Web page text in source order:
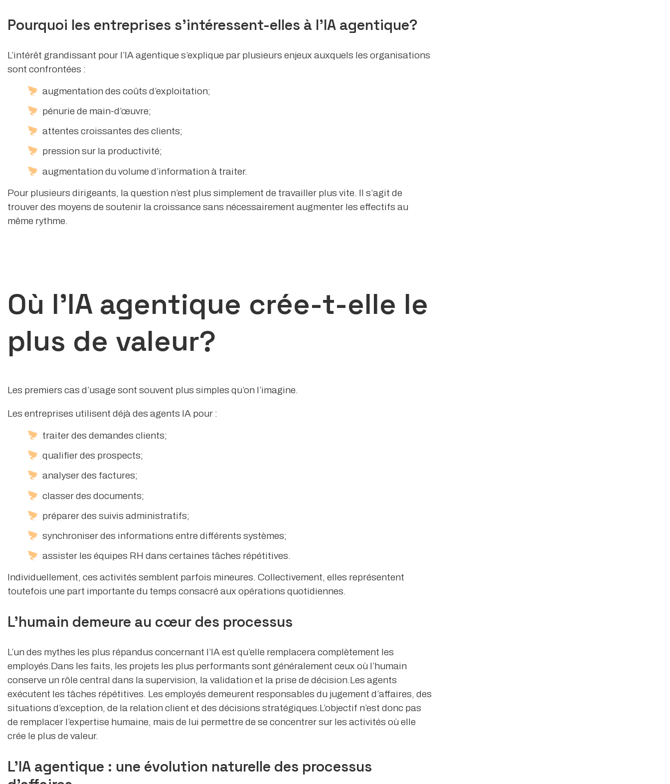
Pourquoi les entreprises s’intéressent-elles à l’IA agentique?
L’intérêt grandissant pour l’IA agentique s’explique par plusieurs enjeux auxquels les organisations
sont confrontées :
augmentation des coûts d’exploitation;
pénurie de main-d’œuvre;
attentes croissantes des clients;
pression sur la productivité;
augmentation du volume d’information à traiter.
Pour plusieurs dirigeants, la question n’est plus simplement de travailler plus vite. Il s’agit de
trouver des moyens de soutenir la croissance sans nécessairement augmenter les effectifs au
même rythme.
Où l’IA agentique crée-t-elle le
plus de valeur?
Les premiers cas d’usage sont souvent plus simples qu’on l’imagine.
Les entreprises utilisent déjà des agents IA pour :
traiter des demandes clients;
qualifier des prospects;
analyser des factures;
classer des documents;
préparer des suivis administratifs;
synchroniser des informations entre différents systèmes;
assister les équipes RH dans certaines tâches répétitives.
Individuellement, ces activités semblent parfois mineures. Collectivement, elles représentent
toutefois une part importante du temps consacré aux opérations quotidiennes.
L’humain demeure au cœur des processus
L’un des mythes les plus répandus concernant l’IA est qu’elle remplacera complètement les
employés.Dans les faits, les projets les plus performants sont généralement ceux où l’humain
conserve un rôle central dans la supervision, la validation et la prise de décision.Les agents
exécutent les tâches répétitives. Les employés demeurent responsables du jugement d’affaires, des
situations d’exception, de la relation client et des décisions stratégiques.L’objectif n’est donc pas
de remplacer l’expertise humaine, mais de lui permettre de se concentrer sur les activités où elle
crée le plus de valeur.
L’IA agentique : une évolution naturelle des processus